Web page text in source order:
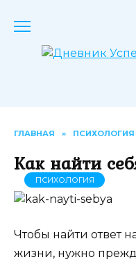
ГЛАВНАЯ » ПСИХОЛОГИЯ
Как найти
ПСИХОЛОГИЯ
Чтобы найти ответ
жизни, нужно